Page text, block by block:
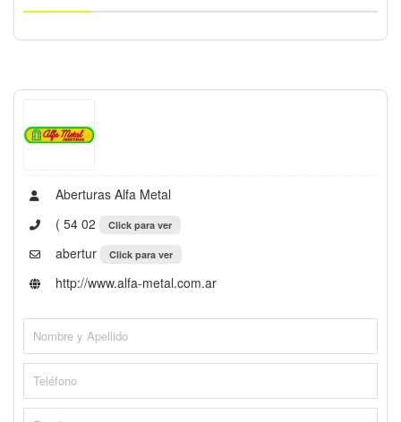
Aberturas Alfa Metal
( 54 02
Click para ver
abertur Click para ver
http://www.alfa-metal.com.ar